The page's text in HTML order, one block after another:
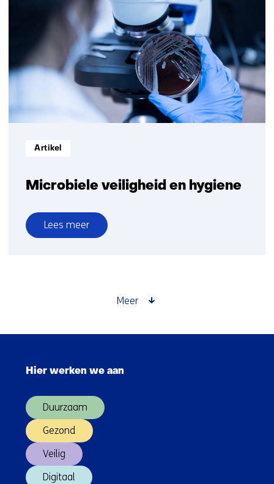
persoonlijke
verzorging
Microbiele veiligheid en hygiene
Informatietype:
Artikel
Lees meer
over
Meer
Hier werken we aan
Duurzaam
Gezond
Veilig
Digitaal